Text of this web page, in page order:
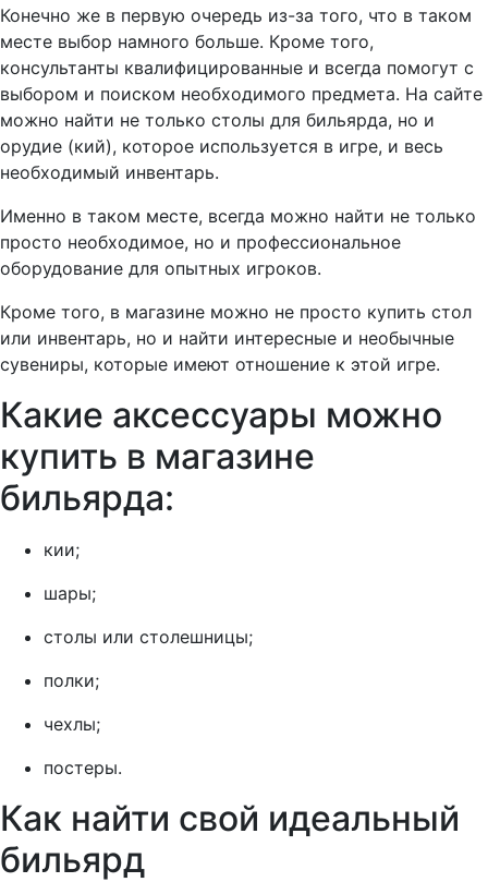
Конечно же в первую очередь из-за того, что в таком
месте выбор намного больше. Кроме того,
консультанты квалифицированные и всегда помогут с
выбором и поиском необходимого предмета. На сайте
можно найти не только столы для бильярда, но и
орудие (кий), которое используется в игре, и весь
необходимый инвентарь.
Именно в таком месте, всегда можно найти не только
просто необходимое, но и профессиональное
оборудование для опытных игроков.
Кроме того, в магазине можно не просто купить стол
или инвентарь, но и найти интересные и необычные
сувениры, которые имеют отношение к этой игре.
Какие аксессуары можно
купить в магазине
бильярда:
кии;
шары;
столы или столешницы;
полки;
чехлы;
постеры.
Как найти свой идеальный
бильярд